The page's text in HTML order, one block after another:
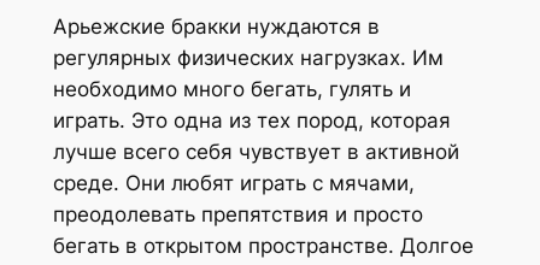
Арьежские бракки нуждаются в
регулярных физических нагрузках. Им
необходимо много бегать, гулять и
играть. Это одна из тех пород, которая
лучше всего себя чувствует в активной
среде. Они любят играть с мячами,
преодолевать препятствия и просто
бегать в открытом пространстве. Долгое